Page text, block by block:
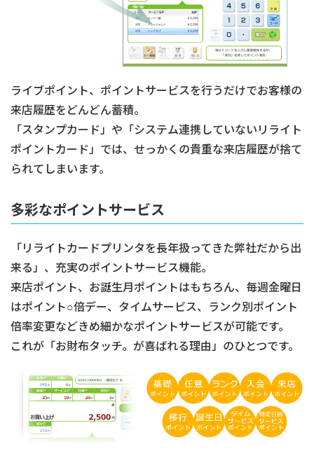
ライブポイント、ポイントサービスを行うだけでお客様の
来店履歴をどんどん蓄積。
「スタンプカード」や「システム連携していないリライト
ポイントカード」では、せっかくの貴重な来店履歴が捨て
られてしまいます。
多彩なポイントサービス
「リライトカードプリンタを長年扱ってきた弊社だから出
来る」、充実のポイントサービス機能。
来店ポイント、お誕生月ポイントはもちろん、毎週金曜日
はポイント○倍デー、タイムサービス、ランク別ポイント
倍率変更などきめ細かなポイントサービスが可能です。
これが「お財布タッチ。が喜ばれる理由」のひとつです。